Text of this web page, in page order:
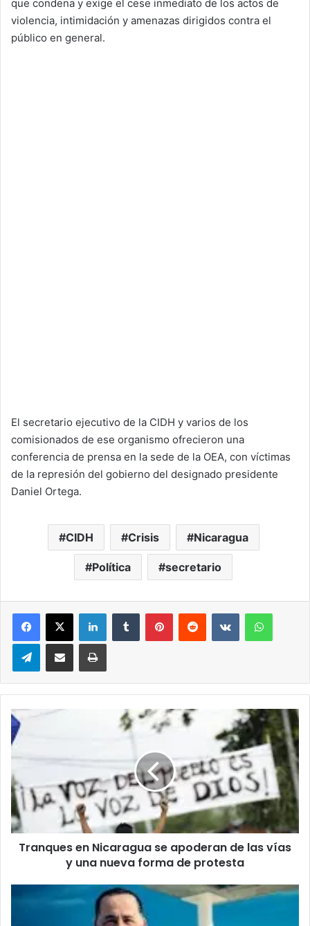
que condena y exige el cese inmediato de los actos de
violencia, intimidación y amenazas dirigidos contra el
público en general.
El secretario ejecutivo de la CIDH y varios de los
comisionados de ese organismo ofrecieron una
conferencia de prensa en la sede de la OEA, con víctimas
de la represión del gobierno del designado presidente
Daniel Ortega.
CIDH Crisis Nicaragua
Política secretario
LinkedInTumblr PinterestReddit VKontakte
TelegramCompartir via correo electrónicoImpresión
Tranques
en
Nicaragua
se
apoderan
de
las
vías
y
unaTranques en Nicaragua se apoderan de las vías
y una nueva forma de protesta